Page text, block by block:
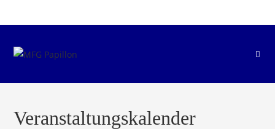
Inhalt
Veranstaltungskalender